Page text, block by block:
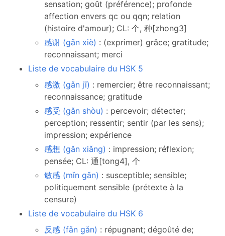
sensation; goût (préférence); profonde
affection envers qc ou qqn; relation
(histoire d'amour); CL: 个, 种[zhong3]
感谢 (gǎn xiè) : (exprimer) grâce; gratitude;
reconnaissant; merci
Liste de vocabulaire du HSK 5
感激 (gǎn jī) : remercier; être reconnaissant;
reconnaissance; gratitude
感受 (gǎn shòu) : percevoir; détecter;
perception; ressentir; sentir (par les sens);
impression; expérience
感想 (gǎn xiǎng) : impression; réflexion;
pensée; CL: 通[tong4], 个
敏感 (mǐn gǎn) : susceptible; sensible;
politiquement sensible (prétexte à la
censure)
Liste de vocabulaire du HSK 6
反感 (fǎn gǎn) : répugnant; dégoûté de;